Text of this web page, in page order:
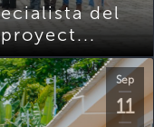
del
Sep
11